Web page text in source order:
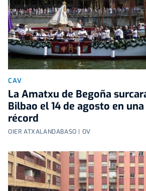
CAV
La Amatxu de Begoña
Bilbao el 14 de agosto en
récord
OIER ATXALANDABASO | OV